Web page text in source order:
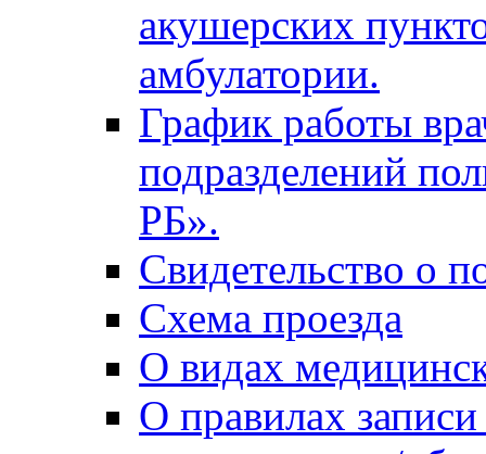
акушерских
амбулатории.
График работы
подразделений
РБ».
Свидетельство о
Схема проезда
О видах
О правилах